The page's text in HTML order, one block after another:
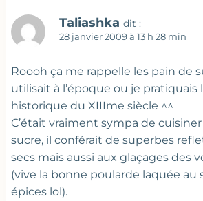
Taliashka dit :
28 janvier 2009 à 13 h 28 min
Roooh ça me rappelle les pain de
utilisait à l’époque ou je
historique du XIIIme siècle ^^
C’était vraiment sympa de
sucre, il conférait de superbes
secs mais aussi aux glaçages des
(vive la bonne poularde laquée au
épices lol).